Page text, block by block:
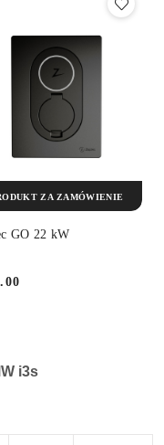
GO 22 kW
ZA ZAMÓWIENIE
i3s